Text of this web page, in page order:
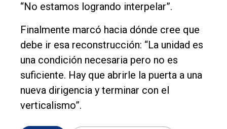
“No estamos logrando interpelar”.
Finalmente marcó hacia dónde cree que
debe ir esa reconstrucción: “La unidad es
una condición necesaria pero no es
suficiente. Hay que abrirle la puerta a una
nueva dirigencia y terminar con el
verticalismo”.